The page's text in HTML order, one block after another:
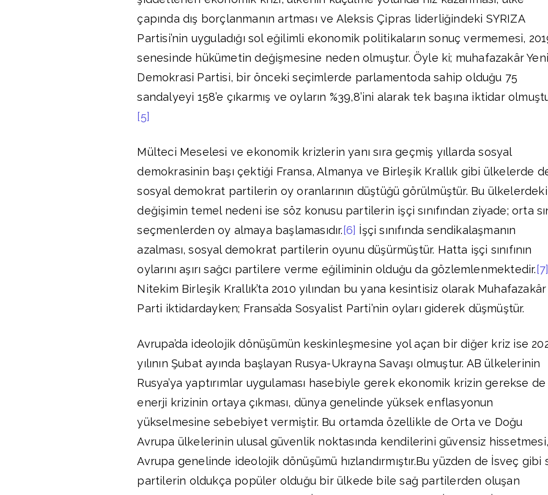
çapında dış borçlanmanın artması ve Aleksis Çipras liderliğindeki SYRIZA
Partisi’nin uyguladığı sol eğilimli ekonomik politikaların sonuç vermemesi,
senesinde hükümetin değişmesine neden olmuştur. Öyle ki; muhafazakâr Yeni
Demokrasi Partisi, bir önceki seçimlerde parlamentoda sahip olduğu 75
sandalyeyi 158’e çıkarmış ve oyların %39,8’ini alarak tek başına iktidar
[5]
Mülteci Meselesi ve ekonomik krizlerin yanı sıra geçmiş yıllarda sosyal
demokrasinin başı çektiği Fransa, Almanya ve Birleşik Krallık gibi ülkelerde
sosyal demokrat partilerin oy oranlarının düştüğü görülmüştür. Bu ülkelerdeki
değişimin temel nedeni ise söz konusu partilerin işçi sınıfından ziyade; orta
seçmenlerden oy almaya başlamasıdır. [6] İşçi sınıfında sendikalaşmanın
azalması, sosyal demokrat partilerin oyunu düşürmüştür. Hatta işçi sınıfının
oylarını aşırı sağcı partilere verme eğiliminin olduğu da gözlemlenmektedir. [7]
Nitekim Birleşik Krallık’ta 2010 yılından bu yana kesintisiz olarak Muhafazakâr
Parti iktidardayken; Fransa’da Sosyalist Parti’nin oyları giderek düşmüştür.
Avrupa’da ideolojik dönüşümün keskinleşmesine yol açan bir diğer kriz ise
yılının Şubat ayında başlayan Rusya-Ukrayna Savaşı olmuştur. AB ülkelerinin
Rusya’ya yaptırımlar uygulaması hasebiyle gerek ekonomik krizin gerekse de
enerji krizinin ortaya çıkması, dünya genelinde yüksek enflasyonun
yükselmesine sebebiyet vermiştir. Bu ortamda özellikle de Orta ve Doğu
Avrupa ülkelerinin ulusal güvenlik noktasında kendilerini güvensiz hissetmesi,
Avrupa genelinde ideolojik dönüşümü hızlandırmıştır.Bu yüzden de İsveç gibi
partilerin oldukça popüler olduğu bir ülkede bile sağ partilerden oluşan